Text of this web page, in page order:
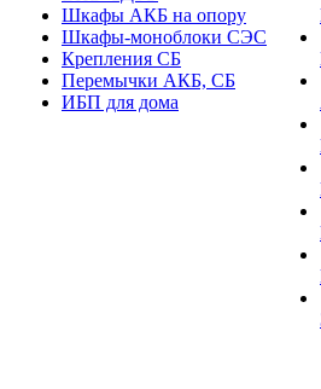
Шкафы АКБ на опору
Шкафы-моноблоки СЭС
Крепления СБ
Перемычки АКБ, СБ
ИБП для дома